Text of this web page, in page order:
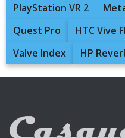
PlayStation VR 2
Quest Pro
HTC Vive
Valve Index
HP